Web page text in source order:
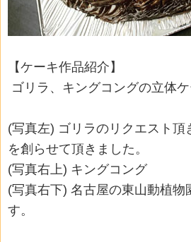
【ケーキ作品紹介】
ゴリラ、キングコングの立体
(写真左) ゴリラのリクエスト
を創らせて頂きました。
(写真右上) キングコング
(写真右下) 名古屋の東山動植
す。